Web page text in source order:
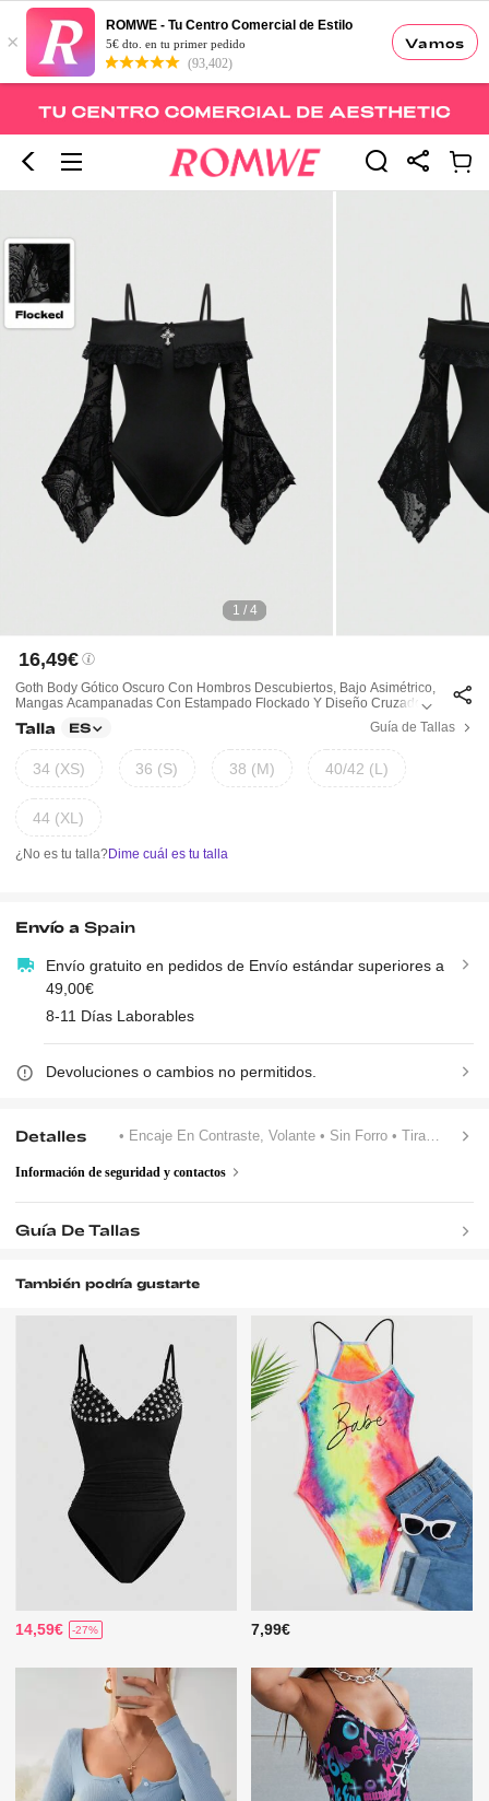
Vamos
×
ROMWE - Tu Centro Comercial de Estilo
5€ dto. en tu primer pedido
(93,402)
1 / 4
16,49€
Goth Body Gótico Oscuro Con Hombros Descubiertos, Bajo Asimétrico,
Mangas Acampanadas Con Estampado Flockado Y Diseño Cruzado D
Talla ES Guía de Tallas
34 (XS) 36 (S) 38 (M) 40/42 (L)
44 (XL)
¿No es tu talla?Dime cuál es tu talla
Envío aSpain
Envío gratuito en pedidos de Envío estándar superiores a
49,00€
8-11 Días Laborables
Devoluciones o cambios no permitidos.
Detalles • Encaje En Contraste, Volante • Sin Forro • Tirantes Finos
Información de seguridad y contactos
Guía De Tallas
También podría gustarte
14,59€ -27% 7,99€